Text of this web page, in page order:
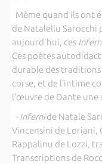
Même quand ils ont
de Natalellu Sarocchi
aujourd'hui, ces
Ces poètes
durable des traditions
corse, et de l’intime
l’œuvre de Dante une
- Infernide Natale
Vincensini de Loriani,
Rappalinu de Lozzi,
Transcriptions de